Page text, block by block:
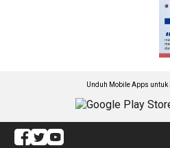
Unduh Mobile Apps untuk